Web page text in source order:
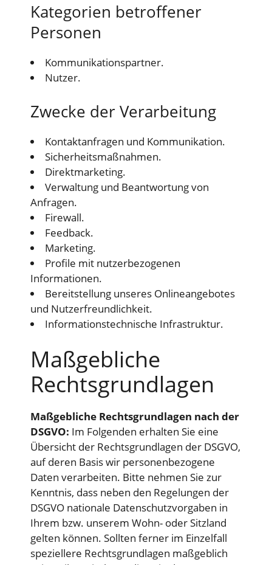
Kategorien betroffener
Personen
Kommunikationspartner.
Nutzer.
Zwecke der Verarbeitung
Kontaktanfragen und Kommunikation.
Sicherheitsmaßnahmen.
Direktmarketing.
Verwaltung und Beantwortung von
Anfragen.
Firewall.
Feedback.
Marketing.
Profile mit nutzerbezogenen
Informationen.
Bereitstellung unseres Onlineangebotes
und Nutzerfreundlichkeit.
Informationstechnische Infrastruktur.
Maßgebliche
Rechtsgrundlagen
Maßgebliche Rechtsgrundlagen nach der
DSGVO: Im Folgenden erhalten Sie eine
Übersicht der Rechtsgrundlagen der DSGVO,
auf deren Basis wir personenbezogene
Daten verarbeiten. Bitte nehmen Sie zur
Kenntnis, dass neben den Regelungen der
DSGVO nationale Datenschutzvorgaben in
Ihrem bzw. unserem Wohn- oder Sitzland
gelten können. Sollten ferner im Einzelfall
speziellere Rechtsgrundlagen maßgeblich